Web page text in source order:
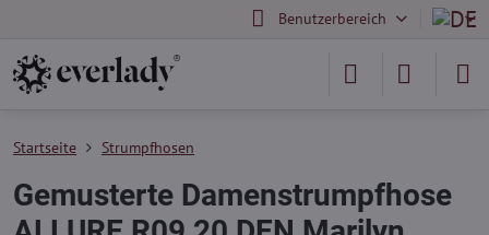
Benutzerbereich
Startseite Strumpfhosen
Gemusterte Damenstrumpfhose